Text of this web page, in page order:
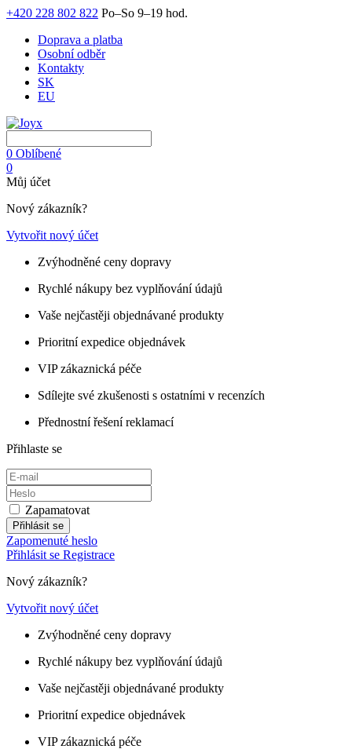
+420 228 802 822 Po–So 9–19 hod.
Doprava a platba
Osobní odběr
Kontakty
SK
EU
0 Oblíbené
0
Můj účet
Nový zákazník?
Vytvořit nový účet
Zvýhodněné ceny dopravy
Rychlé nákupy bez vyplňování údajů
Vaše nejčastěji objednávané produkty
Prioritní expedice objednávek
VIP zákaznická péče
Sdílejte své zkušenosti s ostatními v recenzích
Přednostní řešení reklamací
Přihlaste se
Zapamatovat
Přihlásit se
Zapomenuté heslo
Přihlásit se Registrace
Nový zákazník?
Vytvořit nový účet
Zvýhodněné ceny dopravy
Rychlé nákupy bez vyplňování údajů
Vaše nejčastěji objednávané produkty
Prioritní expedice objednávek
VIP zákaznická péče